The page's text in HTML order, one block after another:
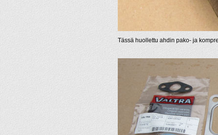
Tässä huollettu ahdin pako- ja